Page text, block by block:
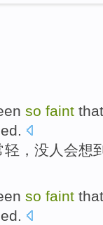
so faint
.
轻 ， 没人 会想
so faint
.